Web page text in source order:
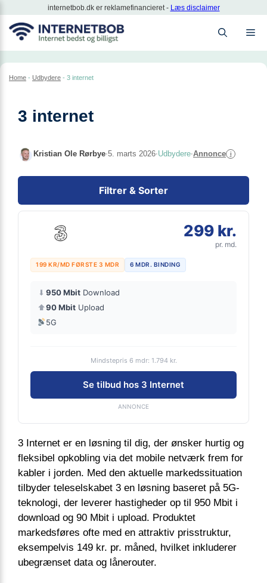
indhold
internetbob.dk er reklamefinancieret - Læs disclaimer
Home - Udbydere - 3 internet
3 internet
Kristian Ole Rørbye·5. marts 2026·Udbydere·Annonce i
Filtrer & Sorter
299 kr.
pr. md.
199 KR/MD FØRSTE 3 MDR 6 MDR. BINDING
⬇ 950 Mbit Download
⬆90 Mbit Upload
5G
Mindstepris 6 mdr: 1.794 kr.
Se tilbud hos 3 Internet
ANNONCE
3 Internet er en løsning til dig, der ønsker hurtig og
fleksibel opkobling via det mobile netværk frem for
kabler i jorden. Med den aktuelle markedssituation
tilbyder teleselskabet 3 en løsning baseret på 5G-
teknologi, der leverer hastigheder op til 950 Mbit i
download og 90 Mbit i upload. Produktet
markedsføres ofte med en attraktiv prisstruktur,
eksempelvis 149 kr. pr. måned, hvilket inkluderer
ubegrænset data og lånerouter.